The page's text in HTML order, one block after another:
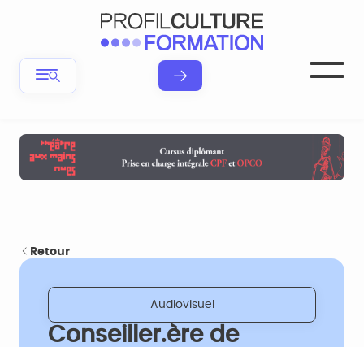
Retour
Audiovisuel
Conseiller.ère de